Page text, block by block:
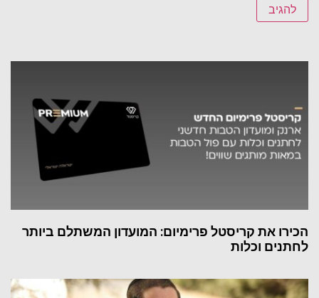
הכירו את קריסטל פרימיום: המועדון המשתלם ביותר
לחתנים וכלות